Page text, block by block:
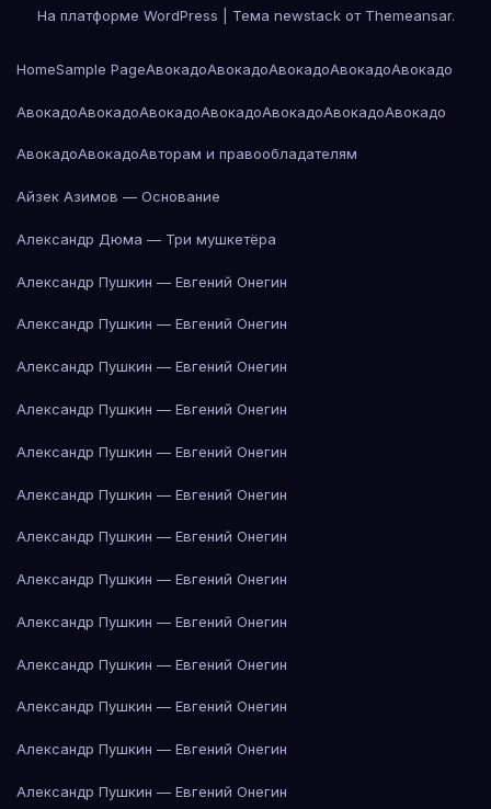
На платформе WordPress Тема newstack от Themeansar.
HomeSample PageАвокадоАвокадоАвокадоАвокадоАвокадо
АвокадоАвокадоАвокадоАвокадоАвокадоАвокадоАвокадо
АвокадоАвокадоАвторам и правообладателям
Айзек Азимов — Основание
Александр Дюма — Три мушкетёра
Александр Пушкин — Евгений Онегин
Александр Пушкин — Евгений Онегин
Александр Пушкин — Евгений Онегин
Александр Пушкин — Евгений Онегин
Александр Пушкин — Евгений Онегин
Александр Пушкин — Евгений Онегин
Александр Пушкин — Евгений Онегин
Александр Пушкин — Евгений Онегин
Александр Пушкин — Евгений Онегин
Александр Пушкин — Евгений Онегин
Александр Пушкин — Евгений Онегин
Александр Пушкин — Евгений Онегин
Александр Пушкин — Евгений Онегин